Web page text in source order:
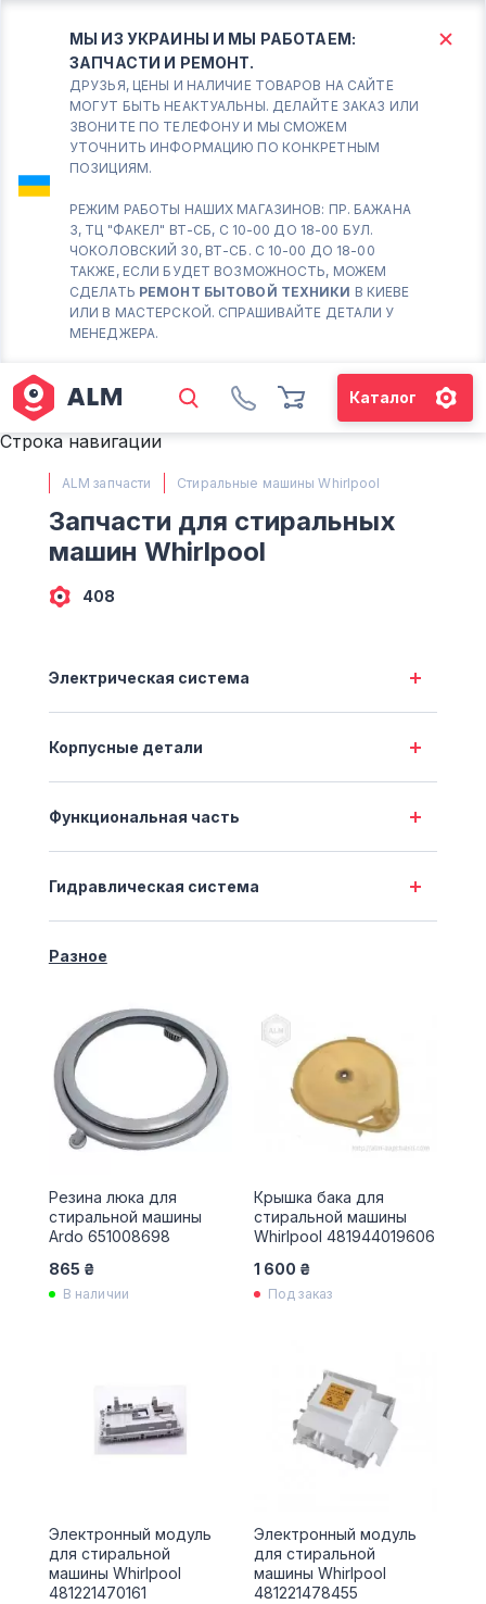
МЫ ИЗ УКРАИНЫ И МЫ РАБОТАЕМ:
ЗАПЧАСТИ И РЕМОНТ.
ДРУЗЬЯ, ЦЕНЫ И НАЛИЧИЕ ТОВАРОВ НА САЙТЕ
МОГУТ БЫТЬ НЕАКТУАЛЬНЫ. ДЕЛАЙТЕ ЗАКАЗ ИЛИ
ЗВОНИТЕ ПО ТЕЛЕФОНУ И МЫ СМОЖЕМ
УТОЧНИТЬ ИНФОРМАЦИЮ ПО КОНКРЕТНЫМ
ПОЗИЦИЯМ.
РЕЖИМ РАБОТЫ НАШИХ МАГАЗИНОВ: ПР. БАЖАНА
3, ТЦ "ФАКЕЛ" ВТ-СБ, С 10-00 ДО 18-00 БУЛ.
ЧОКОЛОВСКИЙ 30, ВТ-СБ. С 10-00 ДО 18-00
ТАКЖЕ, ЕСЛИ БУДЕТ ВОЗМОЖНОСТЬ, МОЖЕМ
СДЕЛАТЬ РЕМОНТ БЫТОВОЙ ТЕХНИКИ В КИЕВЕ
ИЛИ В МАСТЕРСКОЙ. СПРАШИВАЙТЕ ДЕТАЛИ У
МЕНЕДЖЕРА.
Каталог
КИЕВ БОРИСПОЛЬ
Вт.- Сб.
10:00 - 18:00
Соломенский район - ВТ-
СБ. с 10-00 до 18-00
(098) 672 76 42
(063) 722 37 14
М. ХАРЬКОВСКАЯ - ВТ-СБ, С
10-00 ДО 18-00
(063) 527 27 00
(044) 332 76 42
КАРТА
Строка навигации
ALM запчасти Стиральные машины Whirlpool
Запчасти для стиральных
машин Whirlpool
408
Электрическая система
Корпусные детали
Функциональная часть
Гидравлическая система
Разное
Резина люка для
стиральной машины
Ardo 651008698
865 ₴
В наличии
Крышка бака для
стиральной машины
Whirlpool 481944019606
1 600 ₴
Под заказ
Электронный модуль
для стиральной
машины Whirlpool
481221470161
Электронный модуль
для стиральной
машины Whirlpool
481221478455